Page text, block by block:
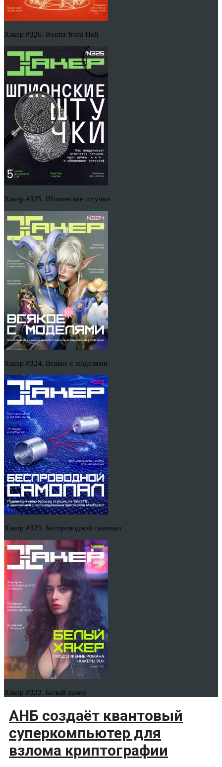
Хакер #326. Router from Hell
Хакер #325. Шпионские штучки
Хакер #324. Всякое с моделями
Хакер #323. Беспроводной самопал
Хакер #322. Белый хакер
АНБ создаёт квантовый
суперкомпьютер для
взлома криптографии